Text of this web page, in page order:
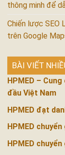
thông minh để
Chiến lược SEO
trên Google
BÀI VIẾT
HPMED –
đầu Việt Nam
HPMED đạt
HPMED
HPMED